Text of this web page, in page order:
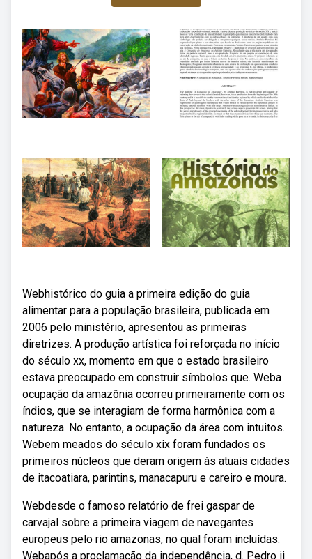
Webhistórico do guia a primeira edição do guia
alimentar para a população brasileira, publicada em
2006 pelo ministério, apresentou as primeiras
diretrizes. A produção artística foi reforçada no início
do século xx, momento em que o estado brasileiro
estava preocupado em construir símbolos que. Weba
ocupação da amazônia ocorreu primeiramente com os
índios, que se interagiam de forma harmônica com a
natureza. No entanto, a ocupação da área com intuitos.
Webem meados do século xix foram fundados os
primeiros núcleos que deram origem às atuais cidades
de itacoatiara, parintins, manacapuru e careiro e moura.
Webdesde o famoso relatório de frei gaspar de
carvajal sobre a primeira viagem de navegantes
europeus pelo rio amazonas, no qual foram incluídas.
Webapós a proclamação da independência, d. Pedro ii